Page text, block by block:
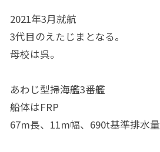
2021年3月就航
3代目のえたじまとなる。
母校は呉。
あわじ型掃海艦3番艦
船体はFRP
67m長、11m幅、690t基準排水量